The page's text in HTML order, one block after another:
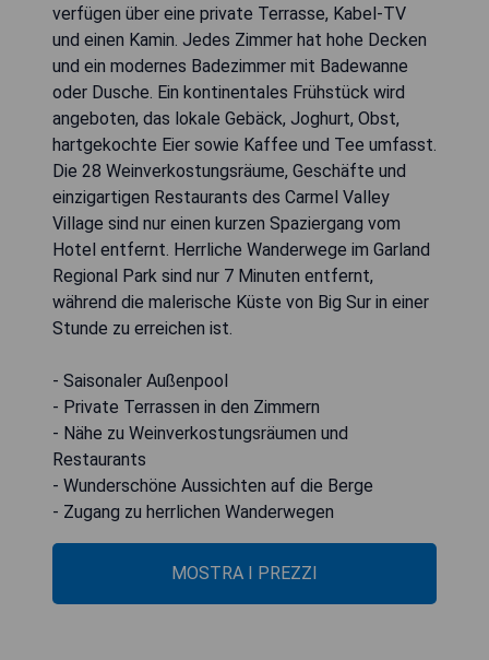
verfügen über eine private Terrasse, Kabel-TV
und einen Kamin. Jedes Zimmer hat hohe Decken
und ein modernes Badezimmer mit Badewanne
oder Dusche. Ein kontinentales Frühstück wird
angeboten, das lokale Gebäck, Joghurt, Obst,
hartgekochte Eier sowie Kaffee und Tee umfasst.
Die 28 Weinverkostungsräume, Geschäfte und
einzigartigen Restaurants des Carmel Valley
Village sind nur einen kurzen Spaziergang vom
Hotel entfernt. Herrliche Wanderwege im Garland
Regional Park sind nur 7 Minuten entfernt,
während die malerische Küste von Big Sur in einer
Stunde zu erreichen ist.
- Saisonaler Außenpool
- Private Terrassen in den Zimmern
- Nähe zu Weinverkostungsräumen und
Restaurants
- Wunderschöne Aussichten auf die Berge
- Zugang zu herrlichen Wanderwegen
MOSTRA I PREZZI